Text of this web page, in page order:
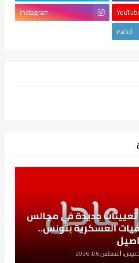
Instagram
nabd
تعيينات جديدة في مجالس
العسكرية بتونس..
أغسطس 06, 2026